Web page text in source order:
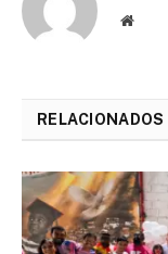
Site
RELACIONADOS